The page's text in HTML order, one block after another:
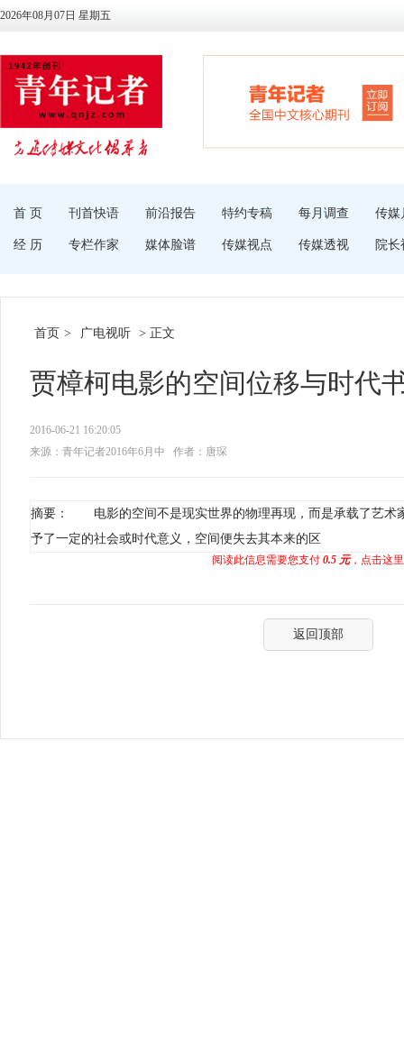
2026年08月07日 星期五
首 页 刊首快语 前沿报告 特约专稿 每月调查 传媒
经 历 专栏作家 媒体脸谱 传媒视点 传媒透视 院长
首页 > 广电视听 > 正文
贾樟柯电影的空间位移与时代
2016-06-21 16:20:05
来源：青年记者2016年6月中
作者：唐琛
摘要： 电影的空间不是现实世界的物理再现，而是承载了艺术
予了一定的社会或时代意义，空间便失去其本来的区
阅读此信息需要您支付 0.5 元，点击这
返回顶部